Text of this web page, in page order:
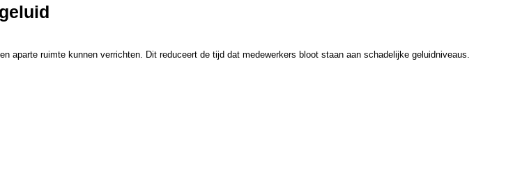
aparte ruimte kunnen verrichten. Dit reduceert de tijd dat medewerkers bloot staan aan schadelijke geluidniveaus.